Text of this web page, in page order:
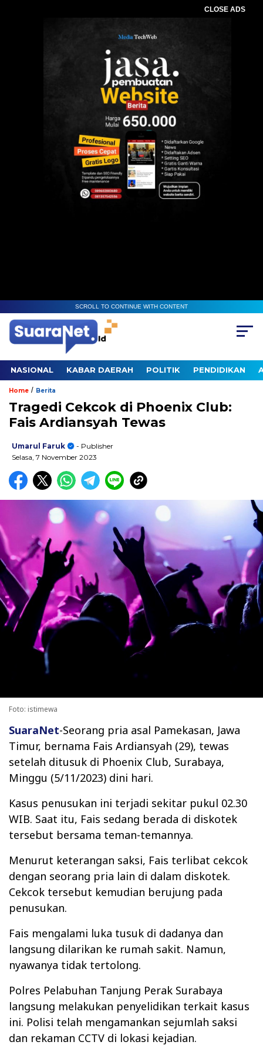
CLOSE ADS
SCROLL TO CONTINUE WITH CONTENT
NASIONAL KABAR DAERAH POLITIK PENDIDIKAN
Home / Berita
Tragedi Cekcok di Phoenix Club:
Fais Ardiansyah Tewas
Umarul Faruk
- Publisher
Selasa, 7 November 2023
Foto: istimewa
SuaraNet-Seorang pria asal Pamekasan, Jawa
Timur, bernama Fais Ardiansyah (29), tewas
setelah ditusuk di Phoenix Club, Surabaya,
Minggu (5/11/2023) dini hari.
Kasus penusukan ini terjadi sekitar pukul 02.30
WIB. Saat itu, Fais sedang berada di diskotek
tersebut bersama teman-temannya.
Menurut keterangan saksi, Fais terlibat cekcok
dengan seorang pria lain di dalam diskotek.
Cekcok tersebut kemudian berujung pada
penusukan.
Fais mengalami luka tusuk di dadanya dan
langsung dilarikan ke rumah sakit. Namun,
nyawanya tidak tertolong.
Polres Pelabuhan Tanjung Perak Surabaya
langsung melakukan penyelidikan terkait kasus
ini. Polisi telah mengamankan sejumlah saksi
dan rekaman CCTV di lokasi kejadian.